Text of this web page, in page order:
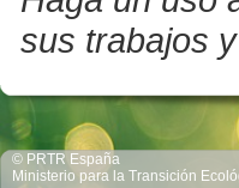
sus trabajos
© PRTR España
Ministerio para la Transición